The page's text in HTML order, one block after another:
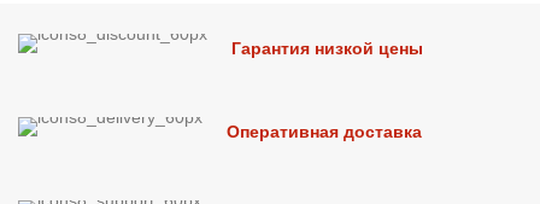
Гарантия низкой цены
Оперативная доставка